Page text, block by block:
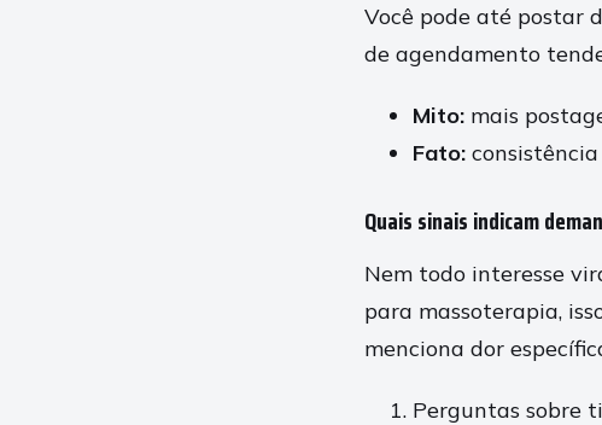
Você pode até postar
de agendamento
Mito: mais
Fato:
Quais sinais indicam
Nem todo interesse
para massoterapia,
menciona dor
Perguntas sobre